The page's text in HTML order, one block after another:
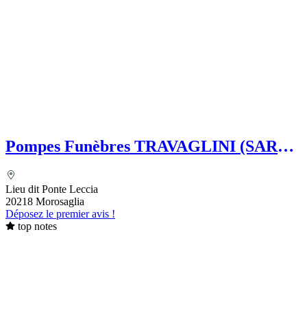
Pompes Funèbres TRAVAGLINI (SARL)
secondaire Grégoire TRAVAGLINI
Lieu dit Ponte Leccia
20218 Morosaglia
Déposez le premier avis !
top notes